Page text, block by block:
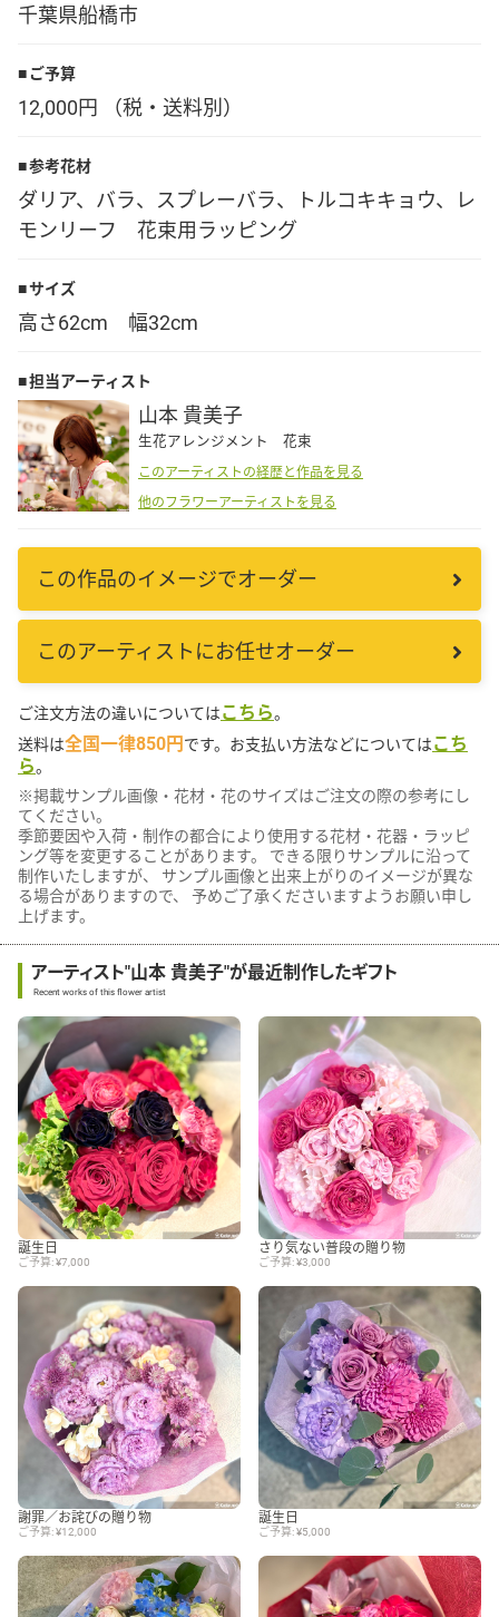
日本語
千葉県船橋市
ご予算
12,000円 （税・送料別）
参考花材
ダリア、バラ、スプレーバラ、トルコキキョウ、レ
モンリーフ 花束用ラッピング
サイズ
高さ62cm 幅32cm
担当アーティスト
山本 貴美子
生花アレンジメント 花束
このアーティストの経歴と作品を見る
他のフラワーアーティストを見る
この作品のイメージでオーダー
このアーティストにお任せオーダー
ご注文方法の違いについてはこちら。
送料は全国一律850円です。お支払い方法などについてはこち
ら。
※掲載サンプル画像・花材・花のサイズはご注文の際の参考にし
てください。
季節要因や入荷・制作の都合により使用する花材・花器・ラッピ
ング等を変更することがあります。 できる限りサンプルに沿って
制作いたしますが、 サンプル画像と出来上がりのイメージが異な
る場合がありますので、 予めご了承くださいますようお願い申し
上げます。
アーティスト"山本 貴美子"が最近制作したギフト
Recent works of this flower artist
誕生日
ご予算: ¥7,000
さり気ない普段の贈り物
ご予算: ¥3,000
謝罪／お詫びの贈り物
ご予算: ¥12,000
誕生日
ご予算: ¥5,000